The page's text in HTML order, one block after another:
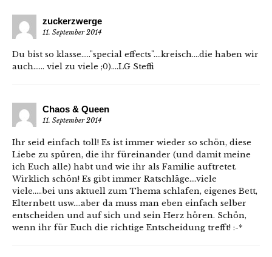
zuckerzwerge
11. September 2014
Du bist so klasse….."special effects"….kreisch….die haben wir
auch…… viel zu viele ;0)….LG Steffi
Chaos & Queen
11. September 2014
Ihr seid einfach toll! Es ist immer wieder so schön, diese
Liebe zu spüren, die ihr füreinander (und damit meine
ich Euch alle) habt und wie ihr als Familie auftretet.
Wirklich schön! Es gibt immer Ratschläge….viele
viele…..bei uns aktuell zum Thema schlafen, eigenes Bett,
Elternbett usw….aber da muss man eben einfach selber
entscheiden und auf sich und sein Herz hören. Schön,
wenn ihr für Euch die richtige Entscheidung trefft! :-*